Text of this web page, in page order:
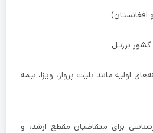
افغانستان)
برزیل
اولیه مانند بلیت پرواز، ویزا، بیمه
برای متقاضیان مقطع ارشد، و